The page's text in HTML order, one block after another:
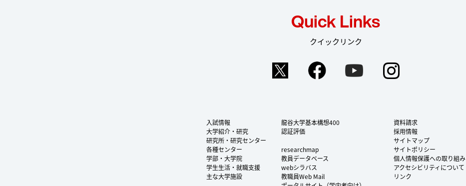
Quick Links
クイックリンク
Twitter FacebookYouTube
入試情報
大学紹介・研究
研究所・研究センター
各種センター
学部・大学院
学生生活・就職支援
主な大学施設
龍谷大学基本構想400
認証評価
researchmap
教員データベース
webシラバス
教職員Web Mail
資料請求
採用情報
サイトマップ
サイトポリシー
個人情報保護への取り組み
アクセシビリティについて
リンク